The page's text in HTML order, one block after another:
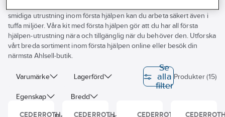
smidiga utrustning inom första hjälpen kan du arbeta säkert även i
tuffa miljöer. Våra kit med första hjälpen gör att du har all första
hjälpen-utrustning nära och tillgänglig när du behöver den. Utforska
vårt breda sortiment inom första hjälpen online eller besök din
närmsta Ahlsell-butik.
Varumärke Lagerförd
Egenskap Bredd
Se
alla
filter
Produkter (15)
CEDERROTH CEDERROTH CEDERROTH